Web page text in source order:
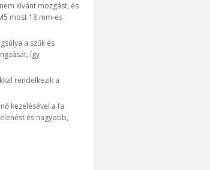
kívánt mozgást, és
most 18 mm-es
a szűk és
így
rendelkezik a
kezelésével a fa
és nagyobb,